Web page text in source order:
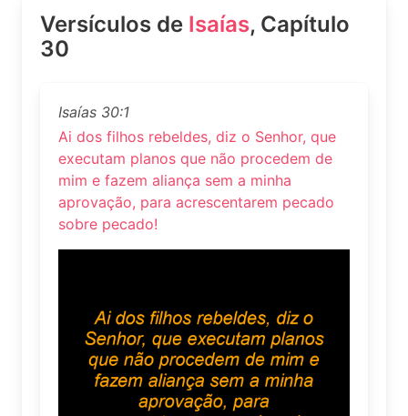
Versículos de Isaías, Capítulo
30
Isaías 30:1
Ai dos filhos rebeldes, diz o Senhor, que
executam planos que não procedem de
mim e fazem aliança sem a minha
aprovação, para acrescentarem pecado
sobre pecado!